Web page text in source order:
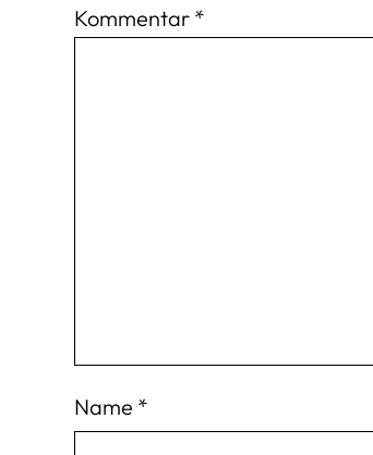
Kommentar *
Name *